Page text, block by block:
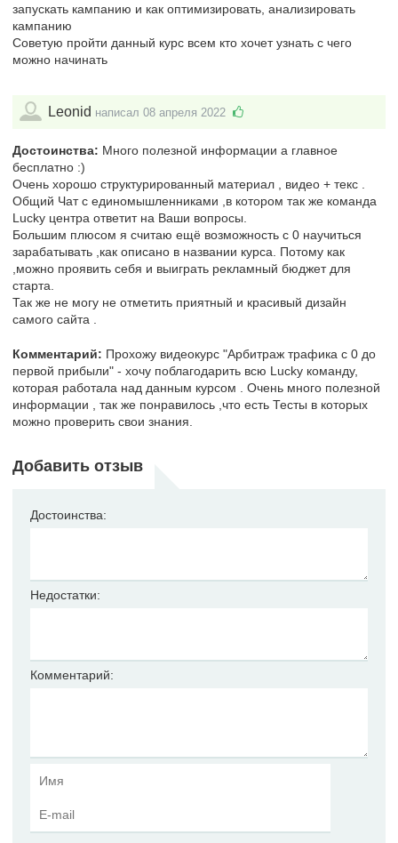
запускать кампанию и как оптимизировать, анализировать
кампанию
Советую пройти данный курс всем кто хочет узнать с чего
можно начинать
Leonid написал 08 апреля 2022
Достоинства: Много полезной информации а главное
бесплатно :)
Очень хорошо структурированный материал , видео + текс .
Общий Чат с единомышленниками ,в котором так же команда
Lucky центра ответит на Ваши вопросы.
Большим плюсом я считаю ещё возможность с 0 научиться
зарабатывать ,как описано в названии курса. Потому как
,можно проявить себя и выиграть рекламный бюджет для
старта.
Так же не могу не отметить приятный и красивый дизайн
самого сайта .
Комментарий: Прохожу видеокурс "Арбитраж трафика с 0 до
первой прибыли" - хочу поблагодарить всю Lucky команду,
которая работала над данным курсом . Очень много полезной
информации , так же понравилось ,что есть Тесты в которых
можно проверить свои знания.
Добавить отзыв
Достоинства:
Недостатки:
Комментарий: